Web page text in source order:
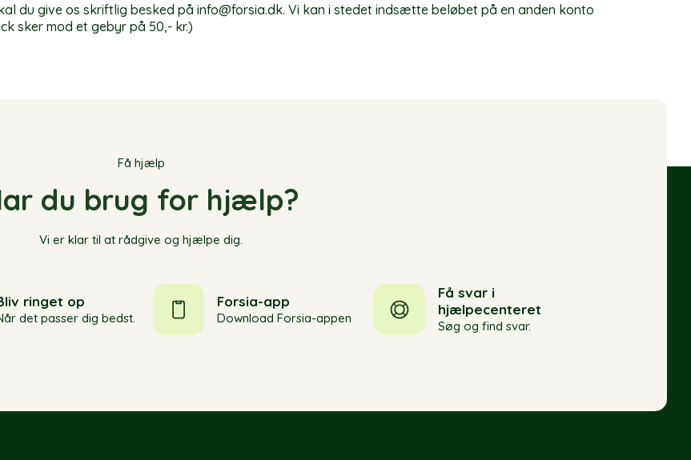
du give os skriftlig besked på info@forsia.dk. Vi kan i stedet indsætte beløbet på en anden konto
sker mod et gebyr på 50,- kr.)
Få hjælp
du brug for hjælp?
Vi er klar til at rådgive og hjælpe dig.
ringet op
det passer dig bedst.
Forsia-app
Download Forsia-appen
Få svar i
hjælpecenteret
Søg og find svar.